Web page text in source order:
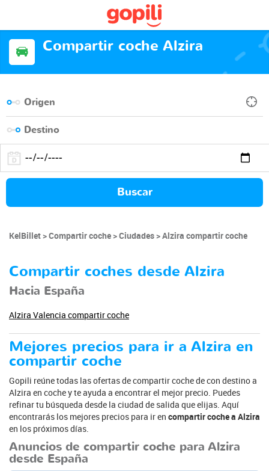
Compartir coche Alzira
Buscar
KelBillet Compartir coche Ciudades Alzira compartir coche
Compartir coches desde Alzira
Hacia España
Alzira Valencia compartir coche
Mejores precios para ir a Alzira en
compartir coche
Gopili reúne todas las ofertas de compartir coche de con destino a
Alzira en coche y te ayuda a encontrar el mejor precio. Puedes
refinar tu búsqueda desde la ciudad de salida que elijas. Aquí
encontrarás los mejores precios para ir en compartir coche a Alzira
en los próximos días.
Anuncios de compartir coche para Alzira
desde España